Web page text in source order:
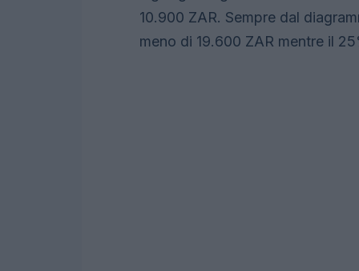
10.900 ZAR. Sempre dal
meno di 19.600 ZAR mentre il